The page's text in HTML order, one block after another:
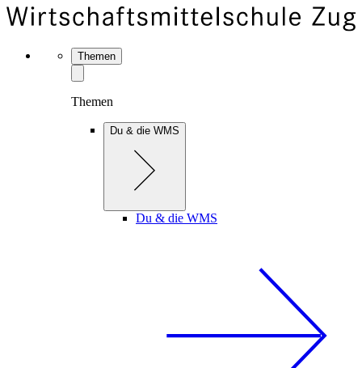
Themen
Themen
Du & die WMS
Du & die WMS